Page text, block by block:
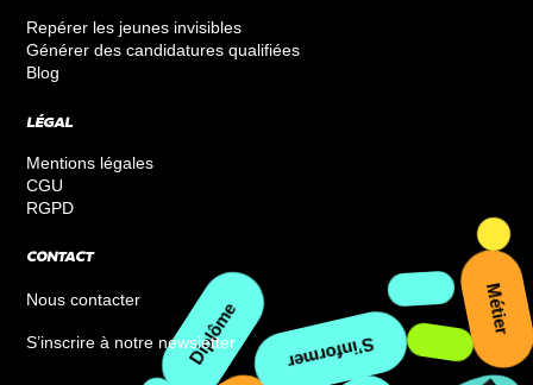
Repérer les jeunes invisibles
Générer des candidatures qualifiées
Blog
LÉGAL
Mentions légales
CGU
RGPD
CONTACT
Nous contacter
S’inscrire à notre newsletter
Diplôme
Métier
S’informer